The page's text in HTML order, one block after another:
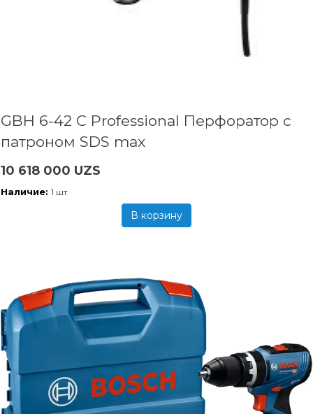
GBH 6-42 C Professional Перфоратор с
патроном SDS max
10 618 000 UZS
Наличие: 1 шт
В корзину